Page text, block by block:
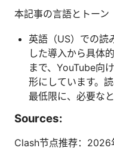
本記事の言語とトーン
英語（US）での読
した導入から具体
まで、YouTube向
形にしています。
最低限に、必要な
Sources:
Clash节点推荐：2026